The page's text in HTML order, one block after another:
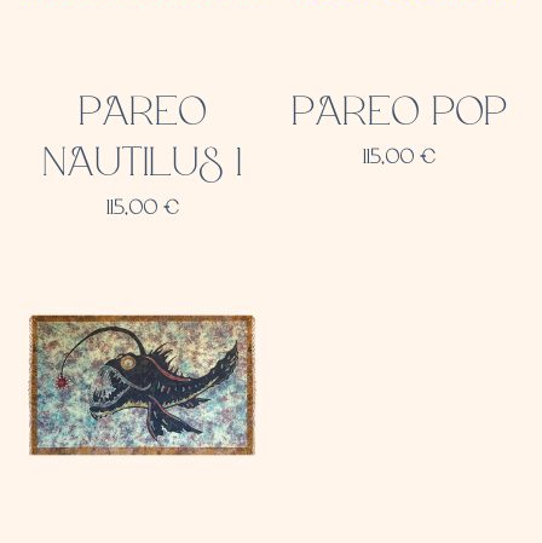
PAREO
NAUTILUS 1
115,00 €
PAREO POP
115,00€